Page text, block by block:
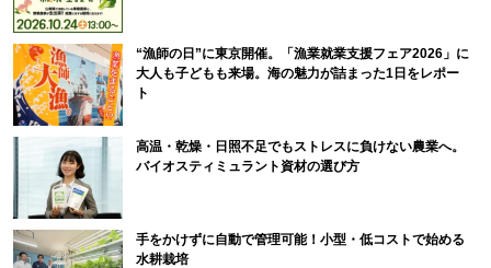
“漁師の日”に東京開催。「漁業就業支援フェア2026」に
大人も子どもも来場。海の魅力が詰まった1日をレポー
ト
高温・乾燥・日照不足でもストレスに負けない農業へ。
バイオスティミュラント資材の選び方
手をかけずに自動で管理可能！小型・低コストで始める
水耕栽培